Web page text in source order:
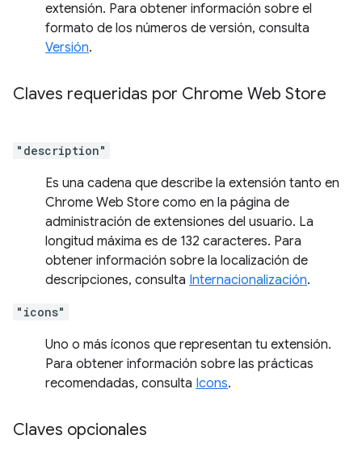
extensión. Para obtener información sobre el
formato de los números de versión, consulta
Versión.
Claves requeridas por Chrome Web Store
"description"
Es una cadena que describe la extensión tanto en
Chrome Web Store como en la página de
administración de extensiones del usuario. La
longitud máxima es de 132 caracteres. Para
obtener información sobre la localización de
descripciones, consulta Internacionalización.
"icons"
Uno o más íconos que representan tu extensión.
Para obtener información sobre las prácticas
recomendadas, consulta Icons.
Claves opcionales